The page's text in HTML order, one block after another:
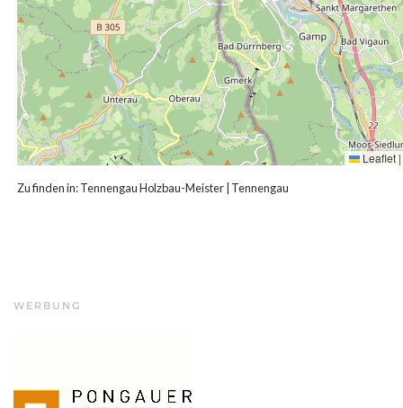
Leaflet |
Zu finden in:Tennengau Holzbau-Meister Tennengau
WERBUNG